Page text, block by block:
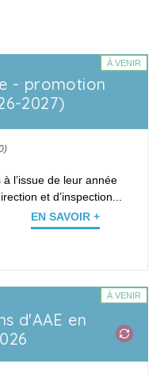
- promotion
2027)
À VENIR
l’issue de leur année
et d’inspection...
EN SAVOIR +
d'AAE en
À VENIR